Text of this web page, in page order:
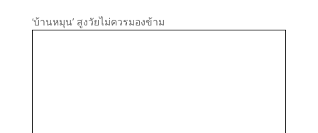
‘บ้านหมุน’ สูงวัยไม่ควรมองข้าม